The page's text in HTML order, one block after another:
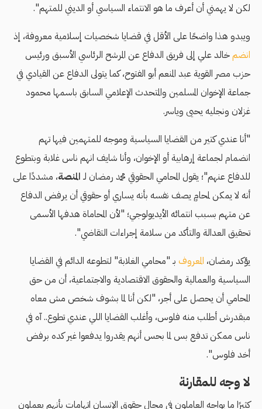
لكن لا يهمني أن أعرف ما هو الانتماء السياسي أو الديني للمتهم".
ويبدو هذا واضحًا على الأقل في قضايا شخصيات إسلامية معروفة، إذ
انضمخالد علي إلى فريق الدفاع عن المرشح الرئاسي الأسبق ورئيس
حزب مصر القوية عبد المنعم أبو الفتوح، كما يتولى الدفاع عن القيادي في
جماعة الإخوان المسلمين والمتحدث الإعلامي السابق باسمها محمود
غزلان ونجليه يحيى وياسر.
"أنا عندي كتير من القضايا السياسية وموجه للمتهمين فيها تهم
انضمام لجماعة إرهابية أو الإخوان، وأنا شايف انهم ناس غلابة وبتطوع
للدفاع عنهم"؛ يقول المحامي الحقوقي محمد رمضان لـ المنصة، مشددًا على
أنه لا يمكن لمحامٍ يصف نفسه بأنه يساري أو حقوقي أن يرفض الدفاع
عن متهم بسبب انتمائه الأيديولوجي؛ "لأن المحاماة هدفها الأسمى
تحقيق العدالة والتأكد من سلامة إجراءات التقاضي".
يؤكد رمضان، المعروف بـ "محامي الغلابة" لتطوعه الدائم في القضايا
السياسية والعمالية والحقوق الاقتصادية والاجتماعية، أن من حق
المحامي أن يحصل على أجر، "لكن أنا لما بشوف شخص مش معاه
مبقدرش أطلب منه فلوس، وأغلب القضايا اللي عندي تطوع.. آه في
ناس ممكن تدفع بس لما بحس أنهم يقدروا يدفعوا غير كده برفض
أخد فلوس".
لا وجه للمقارنة
كثيرًا ما يواجه العاملون في مجال حقوق الإنسان اتهامات بأنهم يعملون